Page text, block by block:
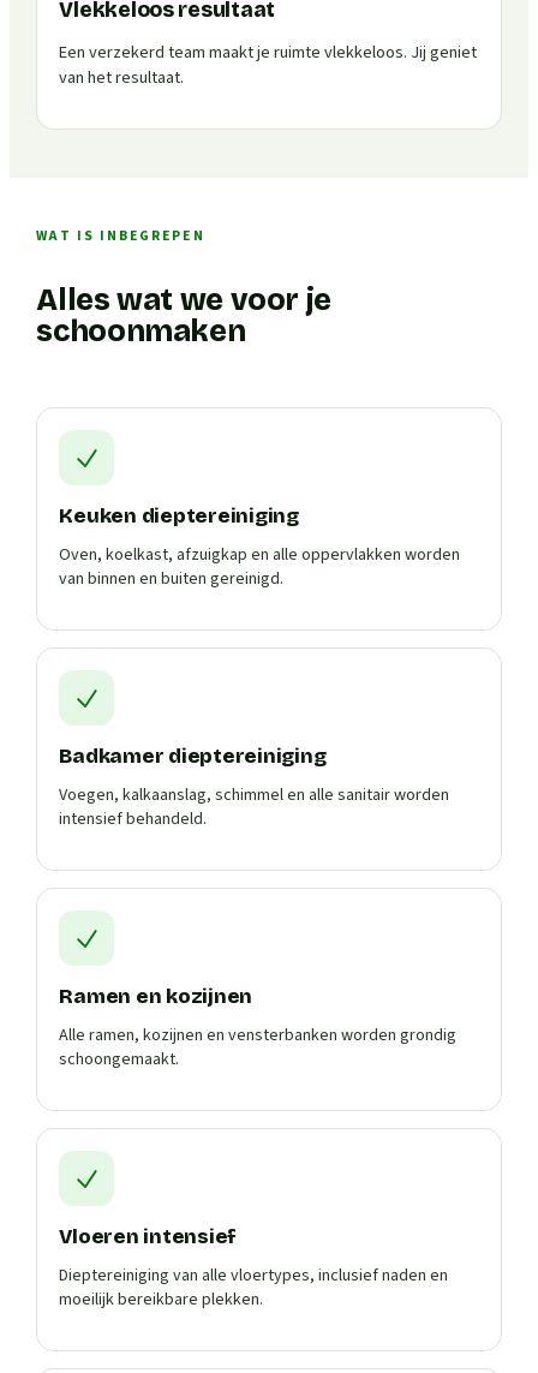
Vlekkeloos resultaat
Een verzekerd team maakt je ruimte vlekkeloos. Jij geniet
van het resultaat.
WAT IS INBEGREPEN
Alles wat we voor je
schoonmaken
Keuken dieptereiniging
Oven, koelkast, afzuigkap en alle oppervlakken worden
van binnen en buiten gereinigd.
Badkamer dieptereiniging
Voegen, kalkaanslag, schimmel en alle sanitair worden
intensief behandeld.
Ramen en kozijnen
Alle ramen, kozijnen en vensterbanken worden grondig
schoongemaakt.
Vloeren intensief
Dieptereiniging van alle vloertypes, inclusief naden en
moeilijk bereikbare plekken.